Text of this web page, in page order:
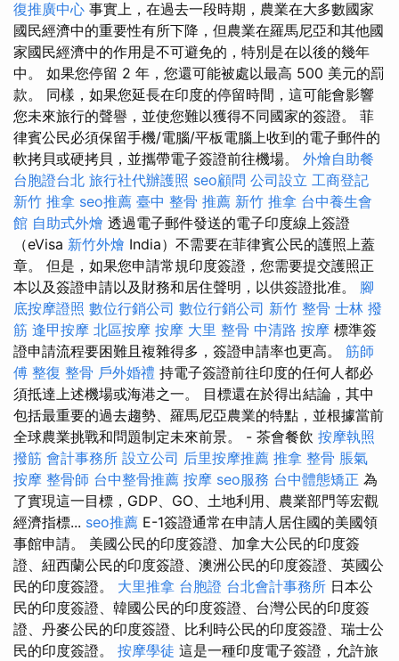
復推廣中心 事實上，在過去一段時期，農業在大多數國家
國民經濟中的重要性有所下降，但農業在羅馬尼亞和其他國
家國民經濟中的作用是不可避免的，特別是在以後的幾年
中。 如果您停留 2 年，您還可能被處以最高 500 美元的罰
款。 同樣，如果您延長在印度的停留時間，這可能會影響
您未來旅行的聲譽，並使您難以獲得不同國家的簽證。 菲
律賓公民必須保留手機/電腦/平板電腦上收到的電子郵件的
軟拷貝或硬拷貝，並攜帶電子簽證前往機場。 外燴自助餐
台胞證台北 旅行社代辦護照 seo顧問 公司設立 工商登記
新竹 推拿 seo推薦 臺中 整骨 推薦 新竹 推拿 台中養生會
館 自助式外燴 透過電子郵件發送的電子印度線上簽證
（eVisa 新竹外燴 India）不需要在菲律賓公民的護照上蓋
章。 但是，如果您申請常規印度簽證，您需要提交護照正
本以及簽證申請以及財務和居住聲明，以供簽證批准。 腳
底按摩證照 數位行銷公司 數位行銷公司 新竹 整骨 士林 撥
筋 逢甲按摩 北區按摩 按摩 大里 整骨 中清路 按摩 標準簽
證申請流程要困難且複雜得多，簽證申請率也更高。 筋師
傅 整復 整骨 戶外婚禮 持電子簽證前往印度的任何人都必
須抵達上述機場或海港之一。 目標還在於得出結論，其中
包括最重要的過去趨勢、羅馬尼亞農業的特點，並根據當前
全球農業挑戰和問題制定未來前景。 - 茶會餐飲 按摩執照
撥筋 會計事務所 設立公司 后里按摩推薦 推拿 整骨 脹氣
按摩 整骨師 台中整骨推薦 按摩 seo服務 台中體態矯正 為
了實現這一目標，GDP、GO、土地利用、農業部門等宏觀
經濟指標... seo推薦 E-1簽證通常在申請人居住國的美國領
事館申請。 美國公民的印度簽證、加拿大公民的印度簽
證、紐西蘭公民的印度簽證、澳洲公民的印度簽證、英國公
民的印度簽證。 大里推拿 台胞證 台北會計事務所 日本公
民的印度簽證、韓國公民的印度簽證、台灣公民的印度簽
證、丹麥公民的印度簽證、比利時公民的印度簽證、瑞士公
民的印度簽證。 按摩學徒 這是一種印度電子簽證，允許旅